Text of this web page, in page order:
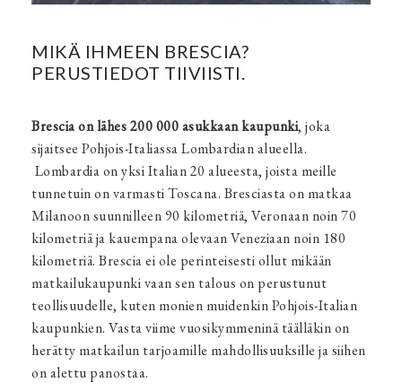
MIKÄ IHMEEN BRESCIA?
PERUSTIEDOT TIIVIISTI.
Brescia on lähes 200 000 asukkaan kaupunki, joka
sijaitsee Pohjois-Italiassa Lombardian alueella.
Lombardia on yksi Italian 20 alueesta, joista meille
tunnetuin on varmasti Toscana. Bresciasta on matkaa
Milanoon suunnilleen 90 kilometriä, Veronaan noin 70
kilometriä ja kauempana olevaan Veneziaan noin 180
kilometriä. Brescia ei ole perinteisesti ollut mikään
matkailukaupunki vaan sen talous on perustunut
teollisuudelle, kuten monien muidenkin Pohjois-Italian
kaupunkien. Vasta viime vuosikymmeninä täälläkin on
herätty matkailun tarjoamille mahdollisuuksille ja siihen
on alettu panostaa.